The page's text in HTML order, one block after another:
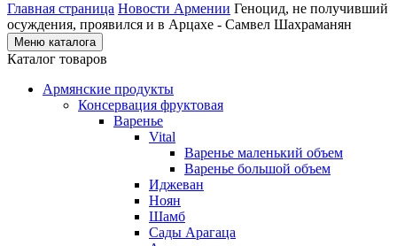
Главная страница Новости Армении Геноцид, не получивший
осуждения, проявился и в Арцахе - Самвел Шахраманян
Меню каталога
Каталог товаров
Армянские продукты
Консервация фруктовая
Варенье
Vital
Варенье маленький объем
Варенье большой объем
Иджеван
Ноян
Шамб
Сады Арагаца